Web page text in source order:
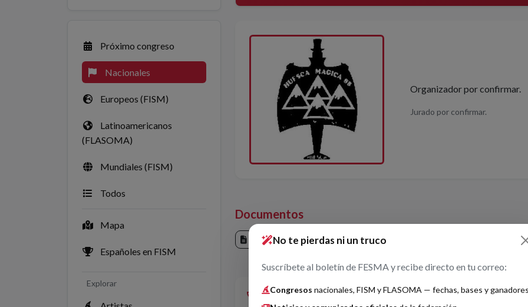
Próximo congreso
Nacionales
Europeos (FISM)
Latinoamericanos
(FLASOMA)
Mundiales (FISM)
Todos
Mapa
Españoles en FISM
Explorar
Organizador por confirmar.
Jurado por confirmar.
Documentos
Crónica
Gran Premio
No te pierdas ni un truco
Suscríbete al boletín de FESMA y recibe directo en tu correo:
Congresos nacionales, FISM y FLASOMA — fechas, bases y